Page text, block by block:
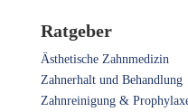
Ratgeber
Ästhetische Zahnmedizin
Zahnerhalt und Behandlung
Zahnreinigung &